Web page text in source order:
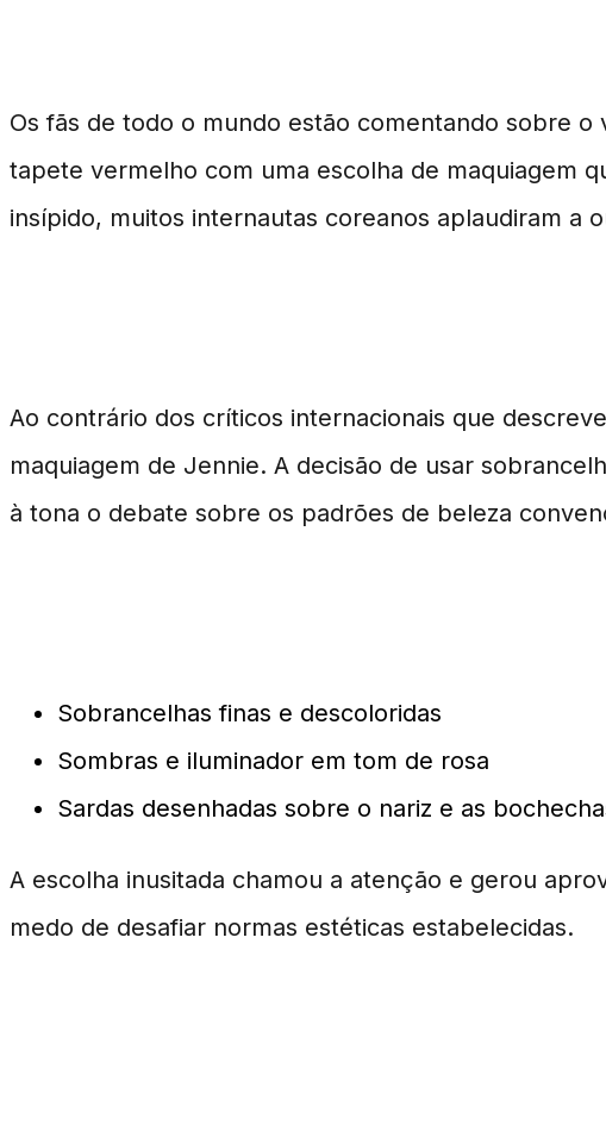
Os fãs de todo o mundo estão comentando sobre
tapete vermelho com uma escolha de maquiagem
insípido, muitos internautas coreanos aplaudiram a
Ao contrário dos críticos internacionais que
maquiagem de Jennie. A decisão de usar
à tona o debate sobre os padrões de beleza
Sobrancelhas finas e descoloridas
Sombras e iluminador em tom de rosa
Sardas desenhadas sobre o nariz e as
A escolha inusitada chamou a atenção e gerou
medo de desafiar normas estéticas estabelecidas.